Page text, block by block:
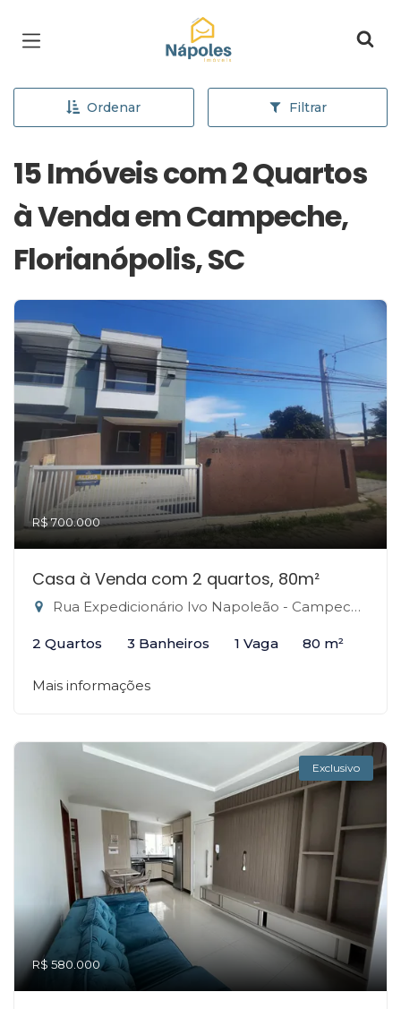
Página inicial
Ordenar Filtrar
15 Imóveis com 2 Quartos
à Venda em Campeche,
Florianópolis, SC
R$ 700.000
Casa à Venda com 2 quartos, 80m²
Rua Expedicionário Ivo Napoleão - Campeche, Florianópolis-SC
2 Quartos 3 Banheiros 1 Vaga 80 m²
Mais informações
Exclusivo
R$ 580.000